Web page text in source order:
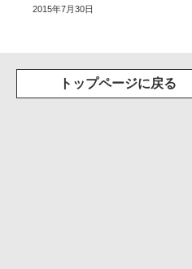
2015年7月30日
トップページに戻る